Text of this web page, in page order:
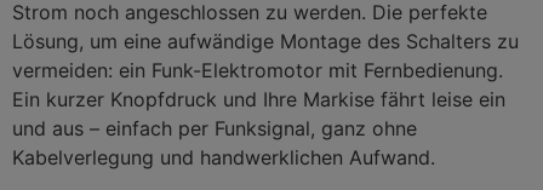
Strom noch angeschlossen zu werden. Die perfekte
Lösung, um eine aufwändige Montage des Schalters zu
vermeiden: ein Funk-Elektromotor mit Fernbedienung.
Ein kurzer Knopfdruck und Ihre Markise fährt leise ein
und aus – einfach per Funksignal, ganz ohne
Kabelverlegung und handwerklichen Aufwand.